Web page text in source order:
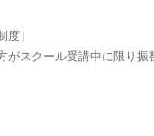
度］
がスクール受講中に限り振